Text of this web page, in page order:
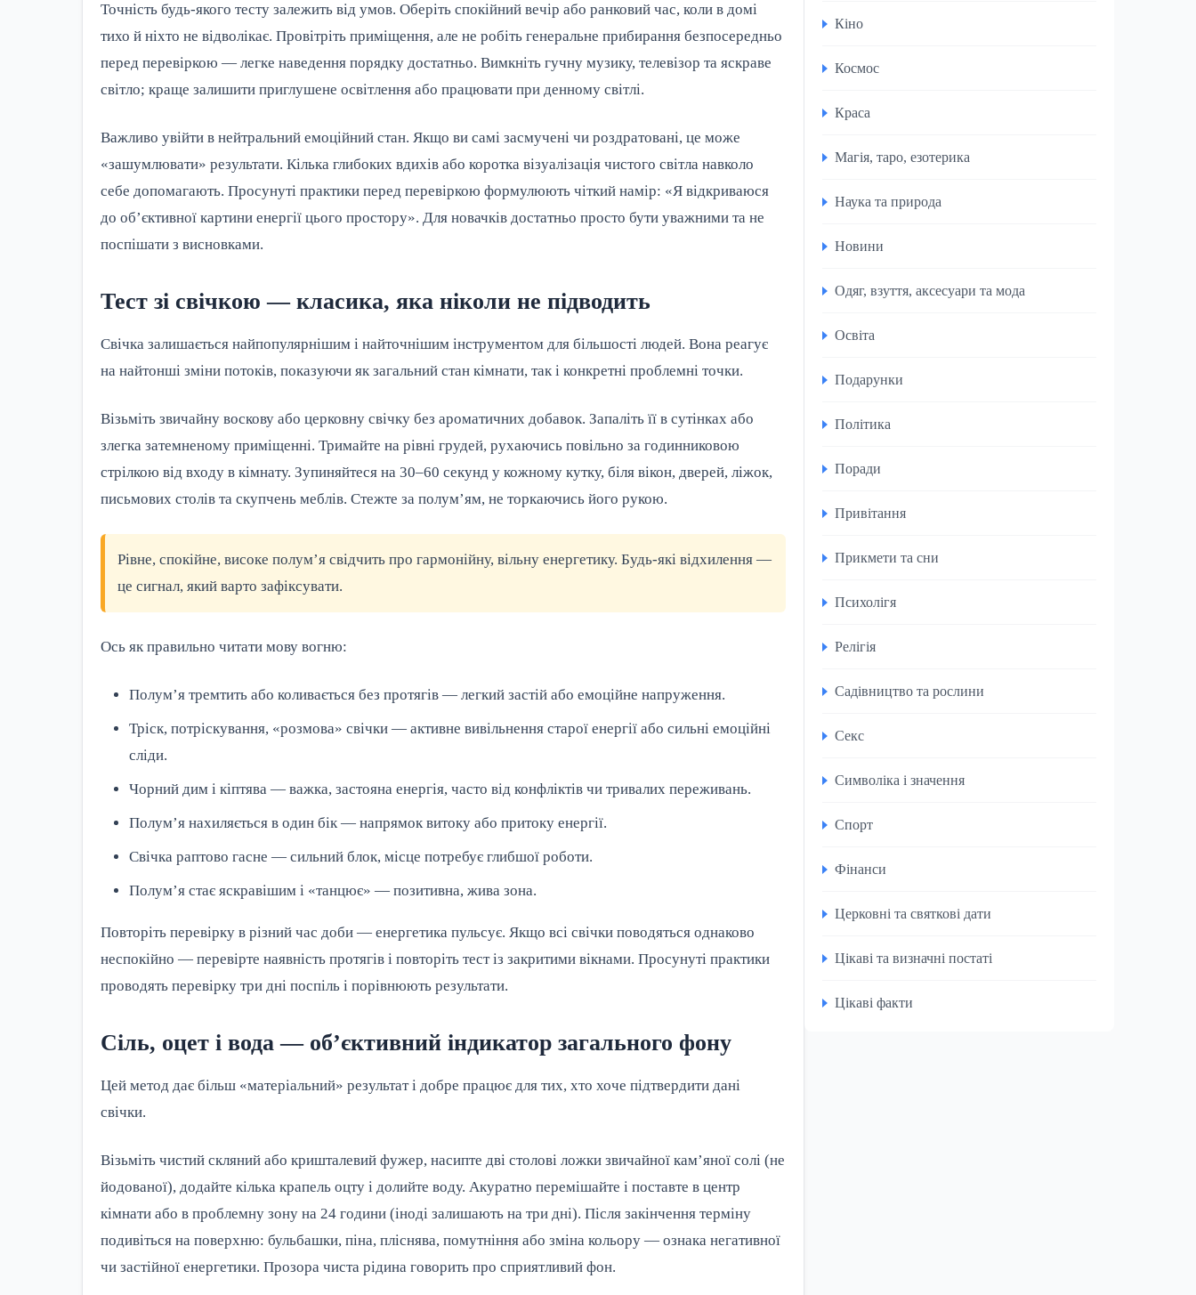
Точність будь-якого тесту залежить від умов. Оберіть спокійний вечір або ранковий час, коли в домі
тихо й ніхто не відволікає. Провітріть приміщення, але не робіть генеральне прибирання безпосередньо
перед перевіркою — легке наведення порядку достатньо. Вимкніть гучну музику, телевізор та яскраве
світло; краще залишити приглушене освітлення або працювати при денному світлі.
Важливо увійти в нейтральний емоційний стан. Якщо ви самі засмучені чи роздратовані, це може
«зашумлювати» результати. Кілька глибоких вдихів або коротка візуалізація чистого світла навколо
себе допомагають. Просунуті практики перед перевіркою формулюють чіткий намір: «Я відкриваюся
до об’єктивної картини енергії цього простору». Для новачків достатньо просто бути уважними та не
поспішати з висновками.
Тест зі свічкою — класика, яка ніколи не підводить
Свічка залишається найпопулярнішим і найточнішим інструментом для більшості людей. Вона реагує
на найтонші зміни потоків, показуючи як загальний стан кімнати, так і конкретні проблемні точки.
Візьміть звичайну воскову або церковну свічку без ароматичних добавок. Запаліть її в сутінках або
злегка затемненому приміщенні. Тримайте на рівні грудей, рухаючись повільно за годинниковою
стрілкою від входу в кімнату. Зупиняйтеся на 30–60 секунд у кожному кутку, біля вікон, дверей, ліжок,
письмових столів та скупчень меблів. Стежте за полум’ям, не торкаючись його рукою.
Рівне, спокійне, високе полум’я свідчить про гармонійну, вільну енергетику. Будь-які відхилення —
це сигнал, який варто зафіксувати.
Ось як правильно читати мову вогню:
Полум’я тремтить або коливається без протягів — легкий застій або емоційне напруження.
Тріск, потріскування, «розмова» свічки — активне вивільнення старої енергії або сильні емоційні
сліди.
Чорний дим і кіптява — важка, застояна енергія, часто від конфліктів чи тривалих переживань.
Полум’я нахиляється в один бік — напрямок витоку або притоку енергії.
Свічка раптово гасне — сильний блок, місце потребує глибшої роботи.
Полум’я стає яскравішим і «танцює» — позитивна, жива зона.
Повторіть перевірку в різний час доби — енергетика пульсує. Якщо всі свічки поводяться однаково
неспокійно — перевірте наявність протягів і повторіть тест із закритими вікнами. Просунуті практики
проводять перевірку три дні поспіль і порівнюють результати.
Сіль, оцет і вода — об’єктивний індикатор загального фону
Цей метод дає більш «матеріальний» результат і добре працює для тих, хто хоче підтвердити дані
свічки.
Візьміть чистий скляний або кришталевий фужер, насипте дві столові ложки звичайної кам’яної солі (не
йодованої), додайте кілька крапель оцту і долийте воду. Акуратно перемішайте і поставте в центр
кімнати або в проблемну зону на 24 години (іноді залишають на три дні). Після закінчення терміну
подивіться на поверхню: бульбашки, піна, пліснява, помутніння або зміна кольору — ознака негативної
чи застійної енергетики. Прозора чиста рідина говорить про сприятливий фон.
Кіно
Космос
Краса
Магія, таро, езотерика
Наука та природа
Новини
Одяг, взуття, аксесуари та мода
Освіта
Подарунки
Політика
Поради
Привітання
Прикмети та сни
Психолігя
Релігія
Садівництво та рослини
Секс
Символіка і значення
Спорт
Фінанси
Церковні та святкові дати
Цікаві та визначні постаті
Цікаві факти